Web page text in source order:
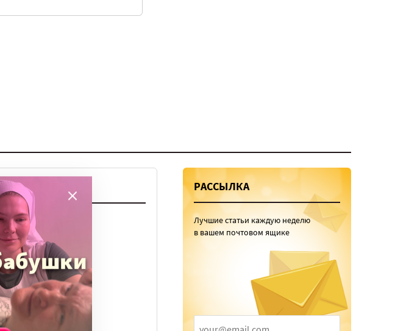
ТЕМЫ
Вера
Законы
История
Колонки
Кто есть кто
Личный опыт
РАССЫЛКА
Лучшие статьи каждую неделю
в вашем почтовом ящике